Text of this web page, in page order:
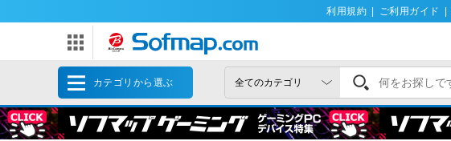
利用規約 ご利用ガイド
カテゴリから選ぶ